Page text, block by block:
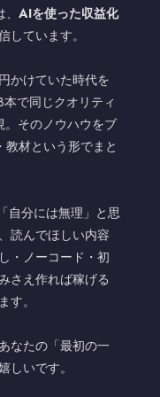
、AIを使った収益化
しています。
かけていた時代を
で同じクオリティ
。そのノウハウをブ
教材という形でまと
自分には無理」と思
読んでほしい内容
・ノーコード・初
さえ作れば稼げる
す。
なたの「最初の一
しいです。